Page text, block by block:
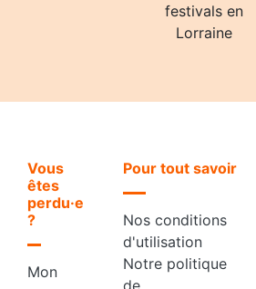
festivals en
Lorraine
Vous
êtes
perdu·e
?
Mon
Pour tout savoir
Nos conditions
d'utilisation
Notre politique
de